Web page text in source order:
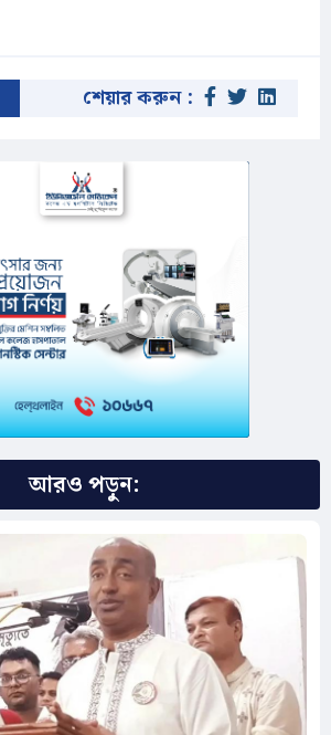
শেয়ার করুন :
আরও পড়ুন: